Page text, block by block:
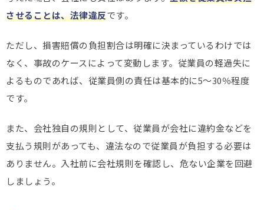
させることは、法律違反です。
ただし、損害賠償の負担割合は明確に決まっているわけでは
なく、事故のケースによって変動します。従業員の軽過失に
よるものであれば、従業員側の責任は基本的に5～30％程度
です。
また、会社独自の規則として、従業員が会社に違約金などを
支払う規則があっても、違法なので従業員が負担する必要は
ありません。入社前に会社規則を確認し、危ない企業を回避
しましょう。